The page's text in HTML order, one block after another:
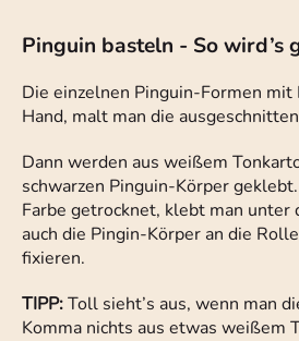
Pinguin basteln - So wird’s
Die einzelnen Pinguin-Formen mit
Hand, malt man die
Dann werden aus weißem
schwarzen Pinguin-Körper
Farbe getrocknet, klebt man unter
auch die Pingin-Körper an die
fixieren.
TIPP:Toll sieht’s aus, wenn man
Komma nichts aus etwas weißem